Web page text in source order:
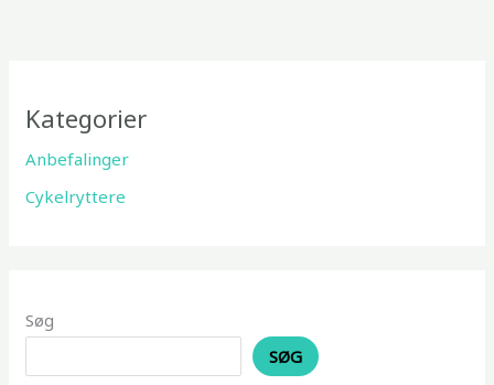
Kategorier
Anbefalinger
Cykelryttere
Søg
SØG